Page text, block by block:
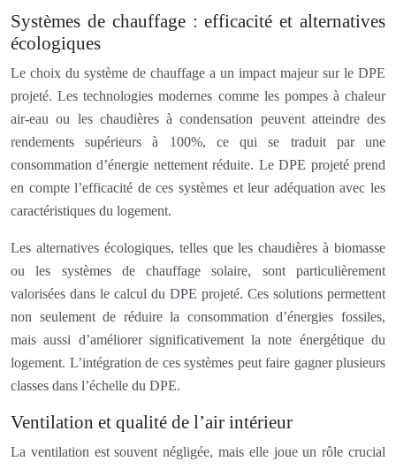
Systèmes de chauffage : efficacité et alternatives
écologiques
Le choix du système de chauffage a un impact majeur sur le DPE
projeté. Les technologies modernes comme les pompes à chaleur
air-eau ou les chaudières à condensation peuvent atteindre des
rendements supérieurs à 100%, ce qui se traduit par une
consommation d’énergie nettement réduite. Le DPE projeté prend
en compte l’efficacité de ces systèmes et leur adéquation avec les
caractéristiques du logement.
Les alternatives écologiques, telles que les chaudières à biomasse
ou les systèmes de chauffage solaire, sont particulièrement
valorisées dans le calcul du DPE projeté. Ces solutions permettent
non seulement de réduire la consommation d’énergies fossiles,
mais aussi d’améliorer significativement la note énergétique du
logement. L’intégration de ces systèmes peut faire gagner plusieurs
classes dans l’échelle du DPE.
Ventilation et qualité de l’air intérieur
La ventilation est souvent négligée, mais elle joue un rôle crucial